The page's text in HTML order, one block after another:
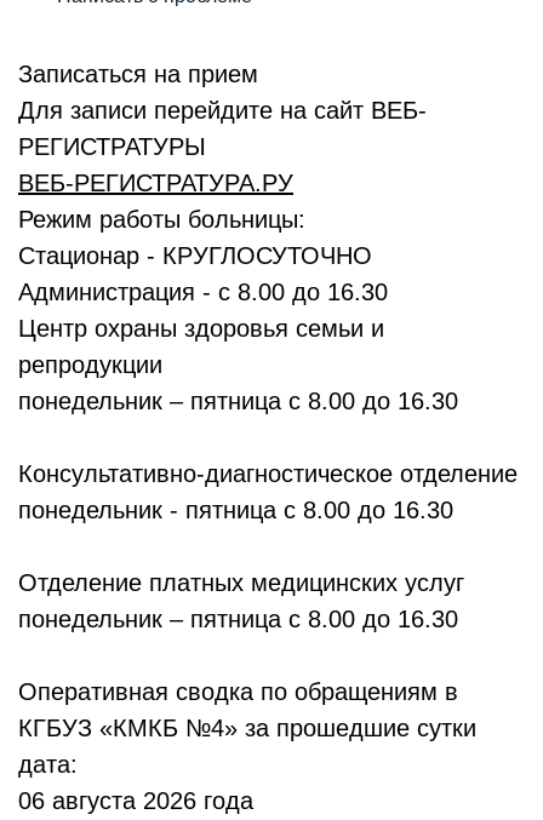
Записаться на прием
Для записи перейдите на сайт ВЕБ-
РЕГИСТРАТУРЫ
ВЕБ-РЕГИСТРАТУРА.РУ
Режим работы больницы:
Стационар - КРУГЛОСУТОЧНО
Администрация - с 8.00 до 16.30
Центр охраны здоровья семьи и
репродукции
понедельник – пятница с 8.00 до 16.30
Консультативно-диагностическое отделение
понедельник - пятница с 8.00 до 16.30
Отделение платных медицинских услуг
понедельник – пятница с 8.00 до 16.30
Оперативная сводка по обращениям в
КГБУЗ «КМКБ №4» за прошедшие сутки
дата:
06 августа 2026 года